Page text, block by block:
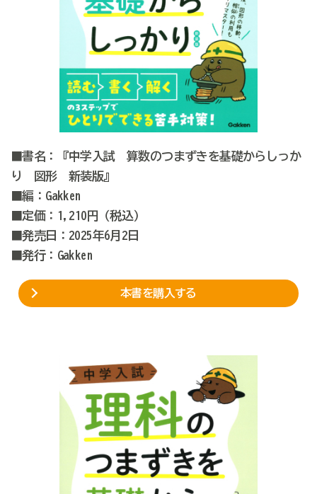
■書名：『中学入試 算数のつまずきを基礎からしっか
り 図形 新装版』
■編：Gakken
■定価：1,210円（税込）
■発売日：2025年6月2日
■発行：Gakken
本書を購入する